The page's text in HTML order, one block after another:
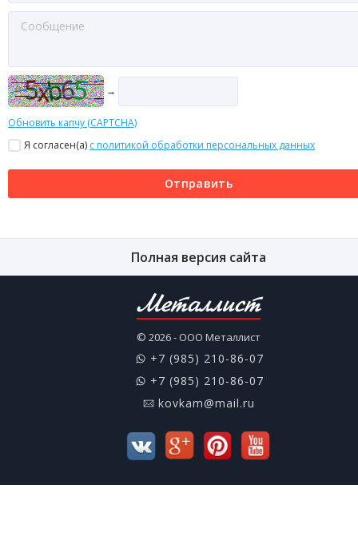
→
Обновить капчу (CAPTCHA)
Я согласен(a) с политикой обработки персональных данных
Отправить
Полная версия сайта
Металлист
© 2026 - ООО Металлист
+7 (985) 210-86-07
+7 (985) 210-86-07
kovkam@mail.ru